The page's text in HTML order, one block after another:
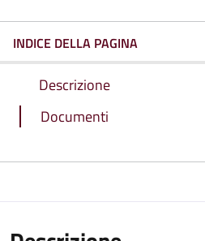
INDICE DELLA PAGINA
Descrizione
Documenti